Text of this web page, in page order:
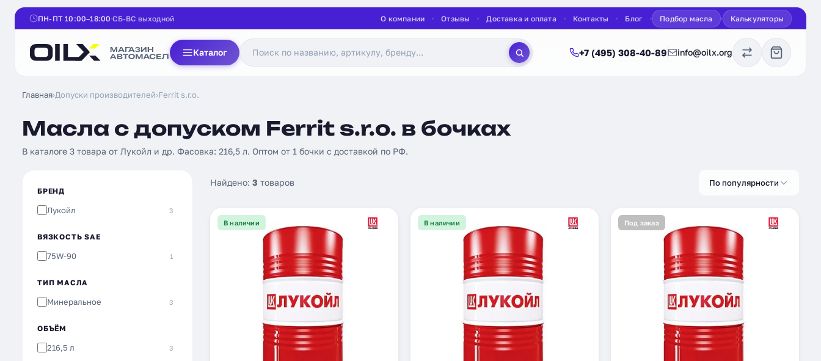
ПН-ПТ 10:00–18:00 СБ-ВС выходной О компании Отзывы Доставка и оплата Контакты Блог Подбор масла Калькуляторы
Каталог +7 (495) 308-40-89 info@oilx.org
Главная›Допуски производителей›Ferrit s.r.o.
Масла с допуском Ferrit s.r.o. в бочках
В каталоге 3 товара от Лукойл и др. Фасовка: 216,5 л. Оптом от 1 бочки с доставкой по РФ.
БРЕНД
Лукойл 3
ВЯЗКОСТЬ SAE
75W-90 1
ТИП МАСЛА
Минеральное 3
ОБЪЁМ
216,5 л 3
Найдено: 3 товаров По популярности
В наличии В наличии Под заказ